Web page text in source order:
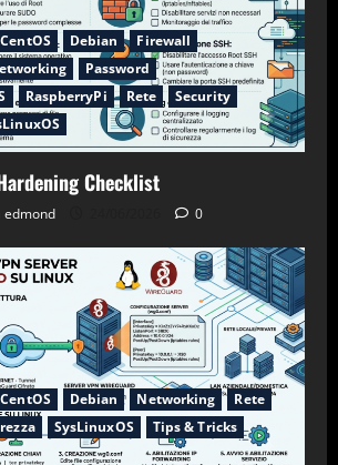
CentOS Debian
Firewall
Password
RaspberryPi Rete
Security
Checklist
edmond 0
CentOS Debian Networking
Rete
SysLinuxOS
Tips & Tricks